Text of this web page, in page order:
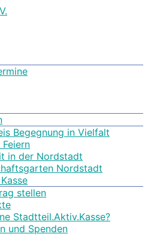
Nordstadt
Begegnung in Vielfalt
Feiern
in der Nordstadt
Nordstadt
stellen
Stadtteil.Aktiv.Kasse?
und Spenden